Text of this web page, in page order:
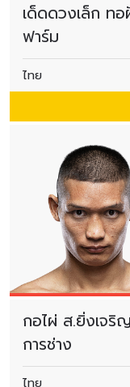
เด็ดดวงเล็ก ท
ฟาร์ม
ไทย
กอไผ่ ส.ยิ่งเจริญ
การช่าง
ไทย